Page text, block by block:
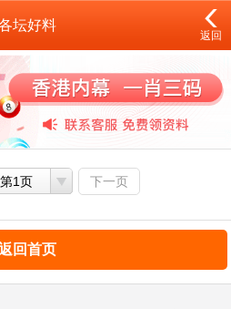
坛好料
返回
第1页 下一页
回首页